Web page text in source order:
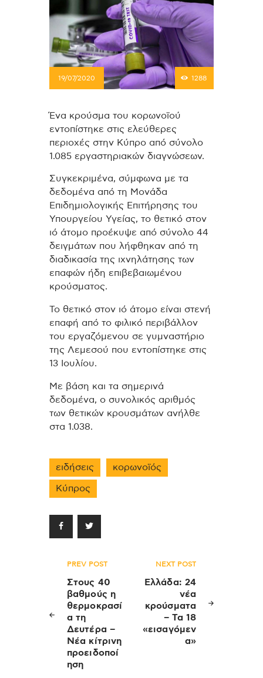
19/07/2020 1288
Ένα κρούσμα του κορωνοϊού
εντοπίστηκε στις ελεύθερες
περιοχές στην Κύπρο από σύνολο
1.085 εργαστηριακών διαγνώσεων.
Συγκεκριμένα, σύμφωνα με τα
δεδομένα από τη Μονάδα
Επιδημιολογικής Επιτήρησης του
Υπουργείου Υγείας, το θετικό στον
ιό άτομο προέκυψε από σύνολο 44
δειγμάτων που λήφθηκαν από τη
διαδικασία της ιχνηλάτησης των
επαφών ήδη επιβεβαιωμένου
κρούσματος.
Το θετικό στον ιό άτομο είναι στενή
επαφή από το φιλικό περιβάλλον
του εργαζόμενου σε γυμναστήριο
της Λεμεσού που εντοπίστηκε στις
13 Ιουλίου.
Με βάση και τα σημερινά
δεδομένα, ο συνολικός αριθμός
των θετικών κρουσμάτων ανήλθε
στα 1.038.
ειδήσεις κορωνοϊός
Κύπρος
Πλοήγηση
άρθρων
PREV POST
Στους 40
βαθμούς η
θερμοκρασί
α τη
Δευτέρα –
Νέα κίτρινη
προειδοποί
ηση
NEXT POST
Ελλάδα: 24
νέα
κρούσματα
– Τα 18
«εισαγόμεν
α»